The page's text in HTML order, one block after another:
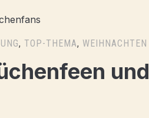
, TOP-THEMA, WEIHNACHTEN
und